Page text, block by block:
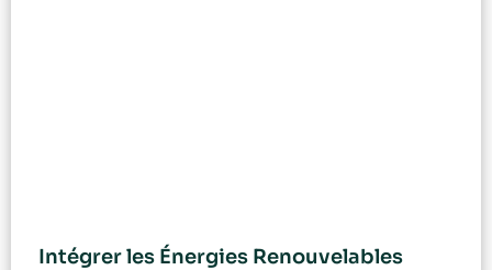
Intégrer les Énergies Renouvelables